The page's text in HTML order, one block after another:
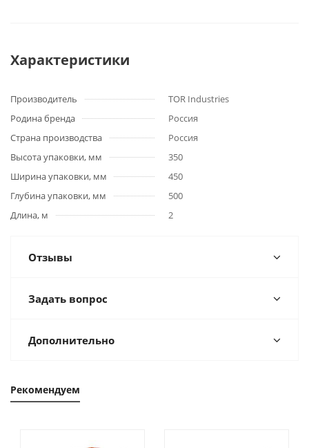
Характеристики
Производитель
TOR Industries
Родина бренда
Россия
Страна производства
Россия
Высота упаковки, мм
350
Ширина упаковки, мм
450
Глубина упаковки, мм
500
Длина, м
2
Отзывы
Задать вопрос
Дополнительно
Рекомендуем